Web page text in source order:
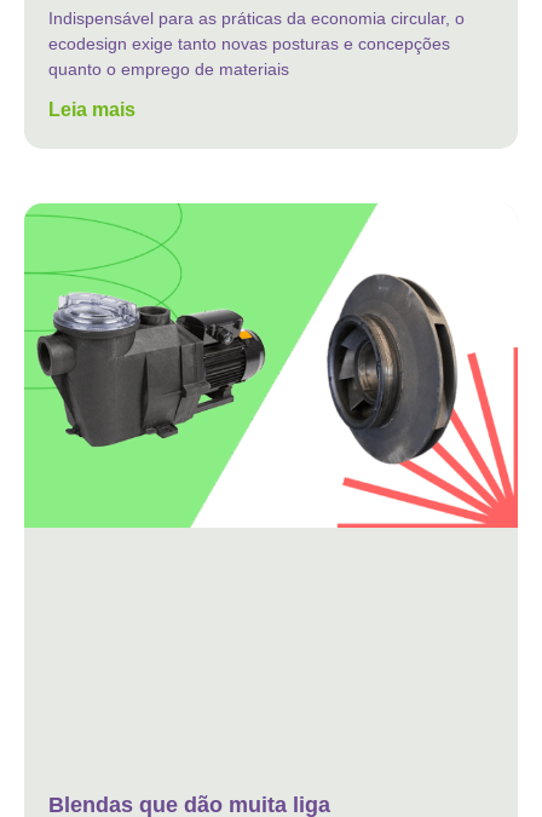
Indispensável para as práticas da economia circular, o
ecodesign exige tanto novas posturas e concepções
quanto o emprego de materiais
Leia mais
Blendas que dão muita liga